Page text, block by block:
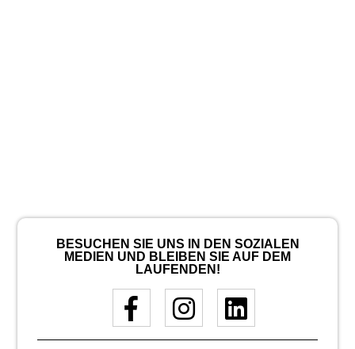
BESUCHEN SIE UNS IN DEN SOZIALEN
MEDIEN UND BLEIBEN SIE AUF DEM
LAUFENDEN!